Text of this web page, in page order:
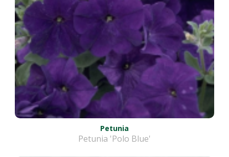
Petunia
Petunia 'Polo Blue'